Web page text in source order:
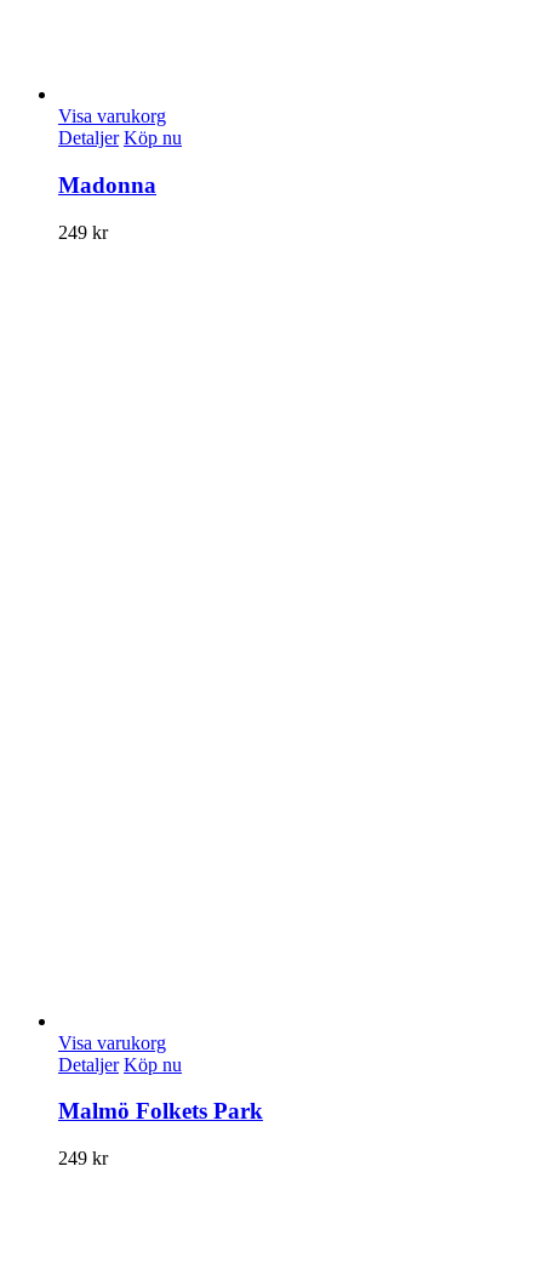
Visa varukorg
Detaljer Köp nu
Madonna
249 kr
Visa varukorg
Detaljer Köp nu
Malmö Folkets Park
249 kr